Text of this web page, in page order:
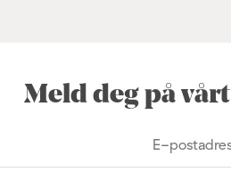
Meld deg på